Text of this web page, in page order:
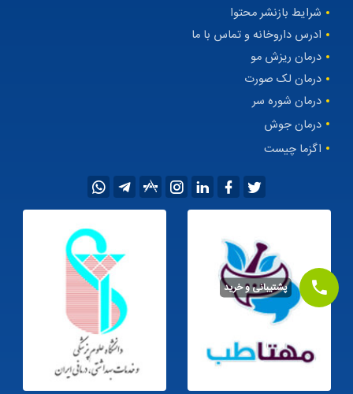
شرایط بازنشر محتوا
ادرس داروخانه و تماس با ما
درمان ریزش مو
درمان لک صورت
درمان شوره سر
درمان جوش
اگزما چیست
پشتیبانی و خرید